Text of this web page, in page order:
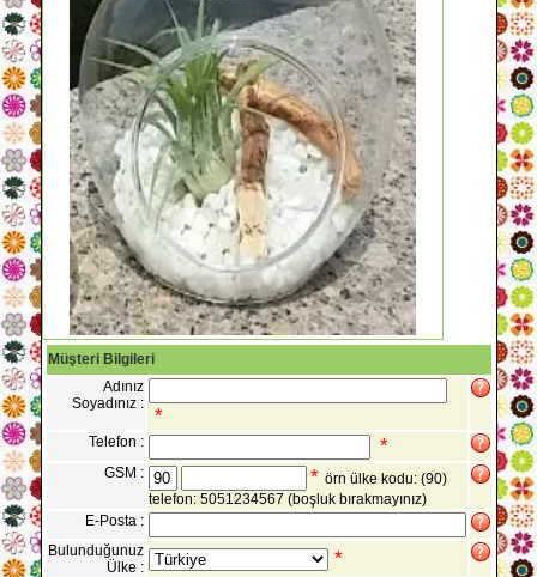
Müşteri Bilgileri
Adınız
Soyadınız :
*
Telefon : *
GSM : * örn ülke kodu: (90)
telefon: 5051234567 (boşluk bırakmayınız)
E-Posta :
Bulunduğunuz
Ülke :
*